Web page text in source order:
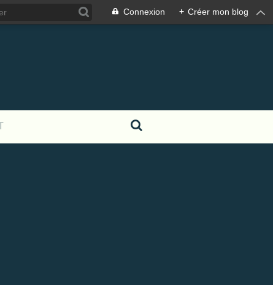
Connexion + Créer mon blog